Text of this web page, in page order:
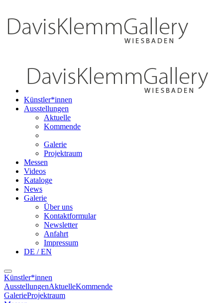
Künstler*innen
Ausstellungen
Aktuelle
Kommende
Galerie
Projektraum
Messen
Videos
Kataloge
News
Galerie
Über uns
Kontaktformular
Newsletter
Anfahrt
Impressum
DE / EN
Künstler*innen
AusstellungenAktuelleKommende
GalerieProjektraum